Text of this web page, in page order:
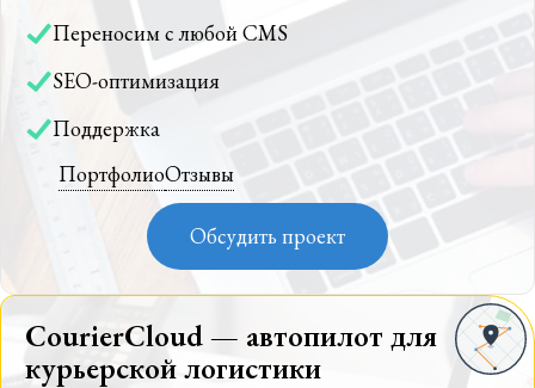
Переносим с любой CMS
SEO-оптимизация
Поддержка
ПортфолиоОтзывы
Обсудить проект
CourierCloud — автопилот для
курьерской логистики